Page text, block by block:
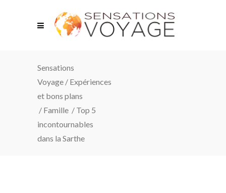
Sensations
Voyage / Expériences
et bons plans
/ Famille / Top 5
incontournables
dans la Sarthe